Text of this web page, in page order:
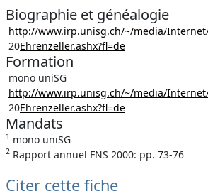
Biographie et généalogie
http://www.irp.unisg.ch/~/media/
20Ehrenzeller.ashx?fl=de
Formation
mono uniSG
http://www.irp.unisg.ch/~/media/
20Ehrenzeller.ashx?fl=de
Mandats
1 mono uniSG
2 Rapport annuel FNS 2000: pp. 73-76
Citer cette fiche